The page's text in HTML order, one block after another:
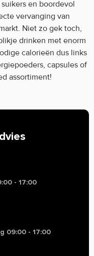
en boordevol
vervanging van
Niet zo gek toch,
drinken met enorm
calorieën dus links
capsules of
assortiment!
- 17:00
09:00 - 17:00